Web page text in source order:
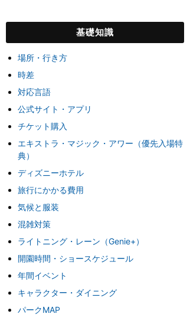
基礎知識
場所・行き方
時差
対応言語
公式サイト・アプリ
チケット購入
エキストラ・マジック・アワー（優先入場特
典）
ディズニーホテル
旅行にかかる費用
気候と服装
混雑対策
ライトニング・レーン（Genie+）
開園時間・ショースケジュール
年間イベント
キャラクター・ダイニング
パークMAP